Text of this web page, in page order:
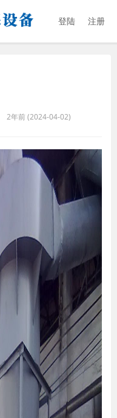
登陆 注册
2年前 (2024-04-02)